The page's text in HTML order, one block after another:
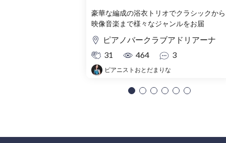
豪華な編成の浴衣トリオでクラシックから
映像音楽まで様々なジャンルをお届
ピアノバークラブアドリアーナ
31
464 3
ピアニストおとだまりな